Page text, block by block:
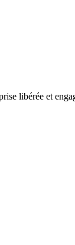
libérée et